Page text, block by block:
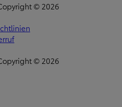
© 2026
© 2026